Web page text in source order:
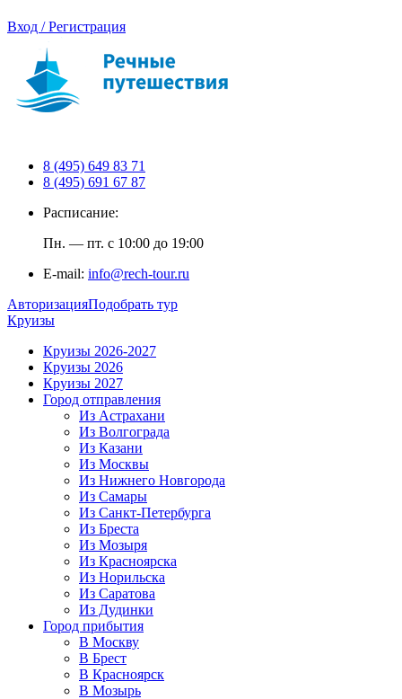
Вход / Регистрация
8 (495) 649 83 71
8 (495) 691 67 87
Расписание:
Пн. — пт. с 10:00 до 19:00
E-mail: info@rech-tour.ru
АвторизацияПодобрать тур
Круизы
Круизы 2026-2027
Круизы 2026
Круизы 2027
Город отправления
Из Астрахани
Из Волгограда
Из Казани
Из Москвы
Из Нижнего Новгорода
Из Самары
Из Санкт-Петербурга
Из Бреста
Из Мозыря
Из Красноярска
Из Норильска
Из Саратова
Из Дудинки
Город прибытия
В Москву
В Брест
В Красноярск
В Мозырь